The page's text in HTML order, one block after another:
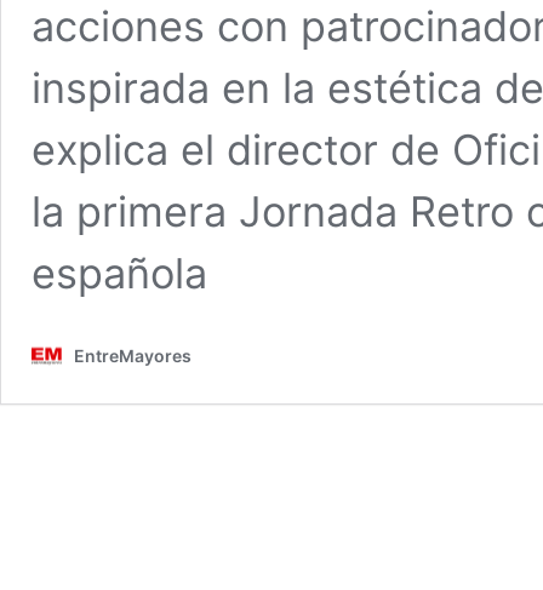
acciones con
inspirada en la estética
explica el director de
la primera Jornada Retro
española
EntreMayores